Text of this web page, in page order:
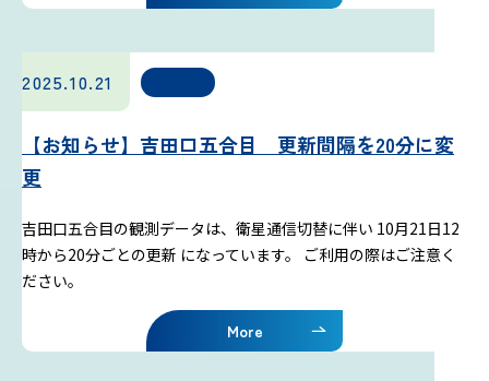
2025.10.21
【お知らせ】吉田口五合目 更新間隔を20分に変
更
吉田口五合目の観測データは、衛星通信切替に伴い 10月21日12
時から20分ごとの更新 になっています。 ご利用の際はご注意く
ださい。
More